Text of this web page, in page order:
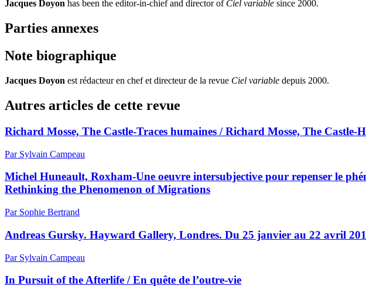
Jacques Doyon has been the editor-in-chief and director of Ciel variable since 2000.
Parties annexes
Note biographique
Jacques Doyon est rédacteur en chef et directeur de la revue Ciel variable depuis 2000.
Autres articles de cette revue
Richard Mosse, The Castle-Traces humaines / Richard Mosse, The Castle-
Par Sylvain Campeau
Michel Huneault, Roxham-Une oeuvre intersubjective pour repenser le
Rethinking the Phenomenon of Migrations
Par Sophie Bertrand
Andreas Gursky. Hayward Gallery, Londres. Du 25 janvier au 22 avril
Par Sylvain Campeau
In Pursuit of the Afterlife / En quête de l’outre-vie